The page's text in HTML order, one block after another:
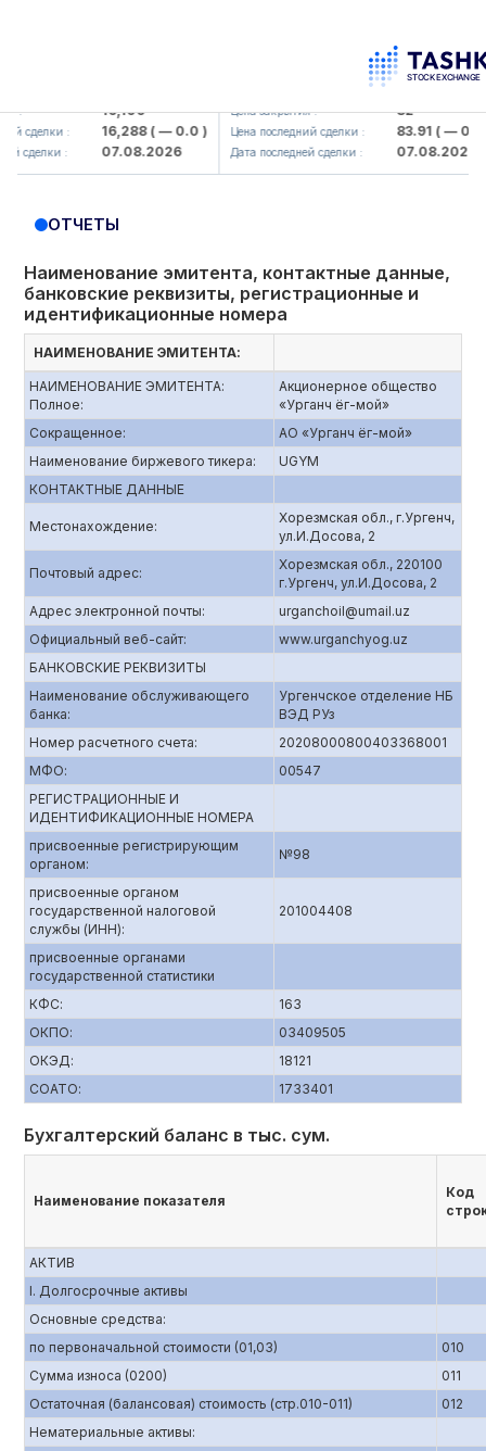
16,100
: 16,288( — 0.0 )
: 07.08.2026
KFSK (<Kafolat sug'urta
Цена закрытия : 82
Цена последний сделки : 83.91( — 0.0 )
Дата последней сделки : 07.08.2026
ОТЧЕТЫ
Наименование эмитента, контактные данные,
банковские реквизиты, регистрационные и
идентификационные номера
НАИМЕНОВАНИЕ ЭМИТЕНТА:
НАИМЕНОВАНИЕ ЭМИТЕНТА:
Полное:
Акционерное общество
«Урганч ёг-мой»
Сокращенное:
АО «Урганч ёг-мой»
Наименование биржевого тикера:
UGYM
КОНТАКТНЫЕ ДАННЫЕ
Местонахождение:
Хорезмская обл., г.Ургенч,
ул.И.Досова, 2
Почтовый адрес:
Хорезмская обл., 220100
г.Ургенч, ул.И.Досова, 2
Адрес электронной почты:
urganchoil@umail.uz
Официальный веб-сайт:
www.urganchyog.uz
БАНКОВСКИЕ РЕКВИЗИТЫ
Наименование обслуживающего
банка:
Ургенчское отделение НБ
ВЭД РУз
Номер расчетного счета:
20208000800403368001
МФО:
00547
РЕГИСТРАЦИОННЫЕ И
ИДЕНТИФИКАЦИОННЫЕ НОМЕРА
присвоенные регистрирующим
органом:
№98
присвоенные органом
государственной налоговой
службы (ИНН):
201004408
присвоенные органами
государственной статистики
КФС:
163
ОКПО:
03409505
ОКЭД:
18121
СОАТО:
1733401
Бухгалтерский баланс в тыс. сум.
Наименование показателя
Код
АКТИВ
I. Долгосрочные активы
Основные средства:
по первоначальной стоимости (01,03)
010
Сумма износа (0200)
011
Остаточная (балансовая) стоимость (стр.010-011)
012
Нематериальные активы: